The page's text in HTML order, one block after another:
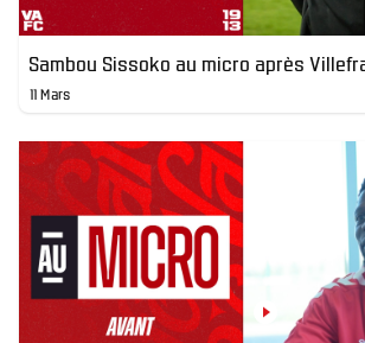
Sambou Sissoko au micro après
11 Mars